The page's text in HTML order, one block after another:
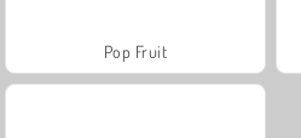
Pop Fruit